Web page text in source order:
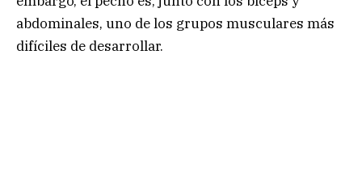
abdominales, uno de los grupos musculares más
difíciles de desarrollar.